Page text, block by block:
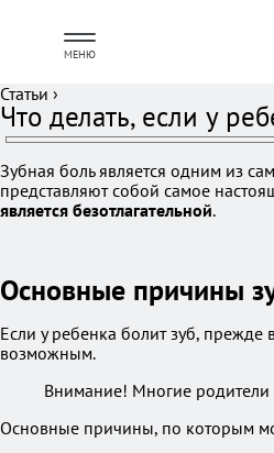
МЕНЮ
Статьи ›
Что делать, если у
Зубная боль является одним из
представляют собой самое
является безотлагательной.
Основные причины
Если у ребенка болит зуб, прежде
возможным.
Внимание! Многие родители
Основные причины, по которым